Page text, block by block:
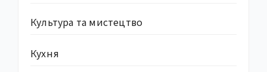
Культура та мистецтво
Кухня